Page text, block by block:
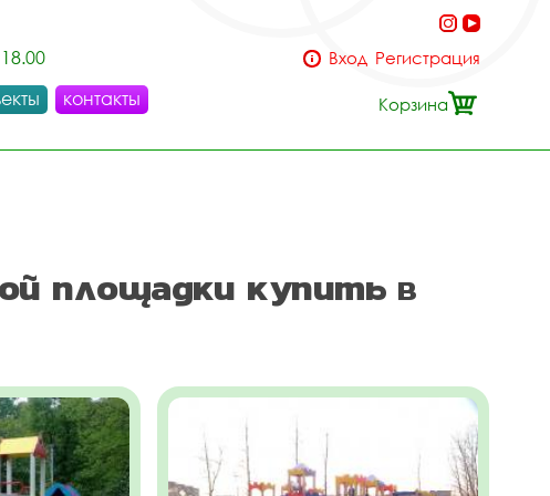
контакты
Вход Регистрация
Корзина
площадки купить в